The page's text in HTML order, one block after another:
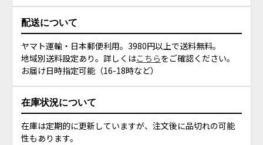
配送について
ヤマト運輸・日本郵便利用。3980円以上で送料無料。
地域別送料設定あり。詳しくはこちらをご確認ください。
お届け日時指定可能（16-18時など）
在庫状況について
在庫は定期的に更新していますが、注文後に品切れの可能
性もあります。